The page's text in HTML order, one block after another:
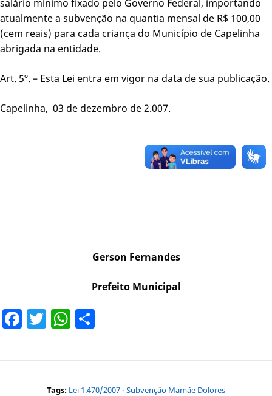
salário mínimo fixado pelo Governo Federal, importando
atualmente a subvenção na quantia mensal de R$ 100,00
(cem reais) para cada criança do Município de Capelinha
abrigada na entidade.
Art. 5º. – Esta Lei entra em vigor na data de sua publicação.
Capelinha, 03 de dezembro de 2.007.
Gerson Fernandes
Prefeito Municipal
Facebook
TwitterWhatsApp
Tags: Lei 1.470/2007 - Subvenção Mamãe Dolores